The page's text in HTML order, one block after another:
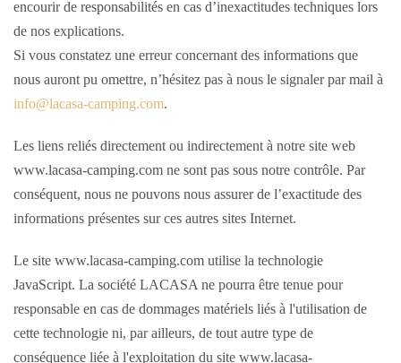
encourir de responsabilités en cas d’inexactitudes techniques lors
de nos explications.
Si vous constatez une erreur concernant des informations que
nous auront pu omettre, n’hésitez pas à nous le signaler par mail à
.
Les liens reliés directement ou indirectement à notre site web
www.lacasa-camping.com ne sont pas sous notre contrôle. Par
conséquent, nous ne pouvons nous assurer de l’exactitude des
informations présentes sur ces autres sites Internet.
Le site www.lacasa-camping.com utilise la technologie
JavaScript. La société LACASA ne pourra être tenue pour
responsable en cas de dommages matériels liés à l'utilisation de
cette technologie ni, par ailleurs, de tout autre type de
conséquence liée à l'exploitation du site www.lacasa-